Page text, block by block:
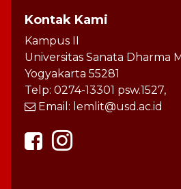
Kontak Kami
Kampus II
Universitas Sanata Dharma
Yogyakarta 55281
Telp: 0274-13301 psw.1527,
Email: lemlit@usd.ac.id